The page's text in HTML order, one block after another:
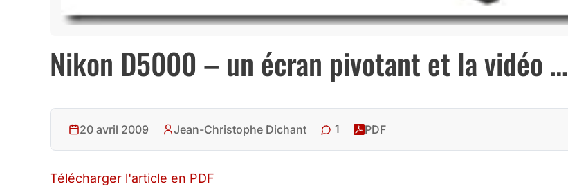
Nikon D5000 – un écran pivotant et la vidéo …
20 avril 2009 Jean-Christophe Dichant 1 PDF
Télécharger l'article en PDF